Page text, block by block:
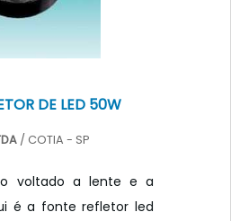
DE LED 50W
/ COTIA - SP
voltado a lente e a
é a fonte refletor led